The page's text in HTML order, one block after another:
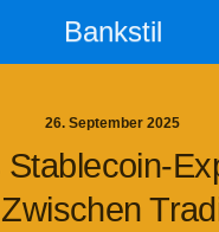
Bankstil
26. September 2025
Sta­b­le­co­in-